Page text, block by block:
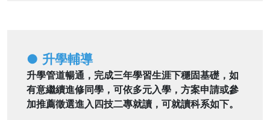
● 升學輔導
升學管道暢通，完成三年學習生涯下穩固基礎，如
有意繼續進修同學，可依多元入學，方案申請或參
加推薦徵選進入四技二專就讀，可就讀科系如下。